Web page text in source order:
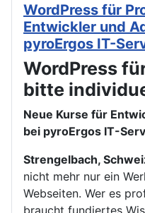
WordPress für
Entwickler und
pyroErgos IT-
WordPress
bitte
Neue Kurse für
bei pyroErgos IT-
Strengelbach,
nicht mehr nur ein
Webseiten. Wer es
braucht fundiertes